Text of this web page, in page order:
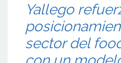
Yallego
sector del